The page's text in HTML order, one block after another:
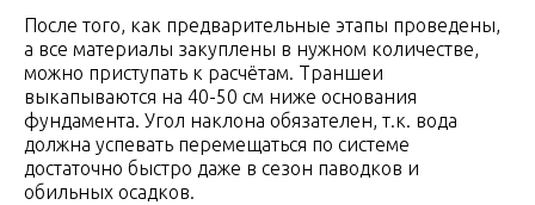
После того, как предварительные этапы проведены,
а все материалы закуплены в нужном количестве,
можно приступать к расчётам. Траншеи
выкапываются на 40-50 см ниже основания
фундамента. Угол наклона обязателен, т.к. вода
должна успевать перемещаться по системе
достаточно быстро даже в сезон паводков и
обильных осадков.